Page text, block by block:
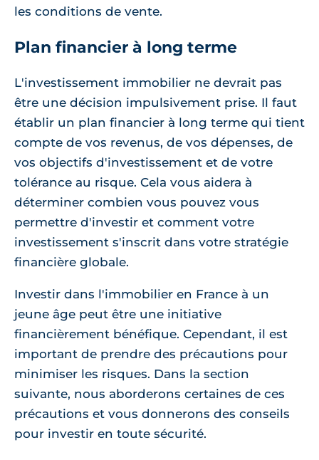
les conditions de vente.
Plan financier à long terme
L'investissement immobilier ne devrait pas
être une décision impulsivement prise. Il faut
établir un plan financier à long terme qui tient
compte de vos revenus, de vos dépenses, de
vos objectifs d'investissement et de votre
tolérance au risque. Cela vous aidera à
déterminer combien vous pouvez vous
permettre d'investir et comment votre
investissement s'inscrit dans votre stratégie
financière globale.
Investir dans l'immobilier en France à un
jeune âge peut être une initiative
financièrement bénéfique. Cependant, il est
important de prendre des précautions pour
minimiser les risques. Dans la section
suivante, nous aborderons certaines de ces
précautions et vous donnerons des conseils
pour investir en toute sécurité.